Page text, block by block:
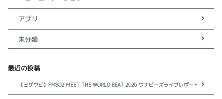
アプリ
未分類
最近の投稿
【ミザワビ】FM802 MEET THE WORLD BEAT 2026 ワナビーズライブレポート